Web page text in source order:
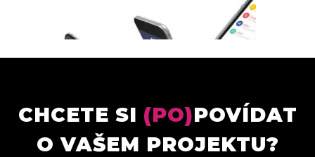
CHCETE SI (PO)POVÍDAT
O VAŠEM PROJEKTU?